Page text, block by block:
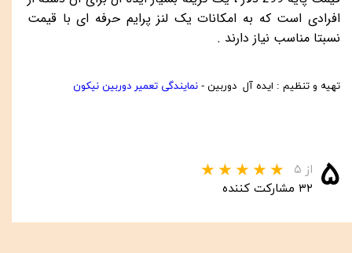
افرادی است که به امکانات یک لنز پرایم حرفه ای با قیمت
نسبتا مناسب نیاز دارند .
تهیه و تنظیم : ایده آل دوربین - نمایندگی تعمیر دوربین نیکون
۵ از ۵
۳۲ مشارکت کننده